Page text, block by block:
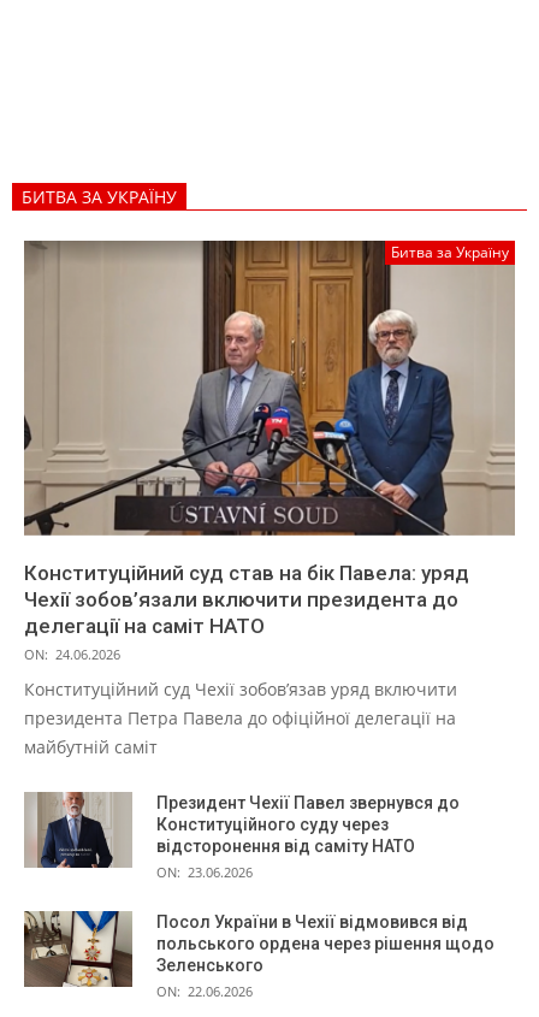
БИТВА ЗА УКРАЇНУ
Битва за Україну
Конституційний суд став на бік Павела: уряд
Чехії зобов’язали включити президента до
делегації на саміт НАТО
ON: 24.06.2026
Конституційний суд Чехії зобов’язав уряд включити
президента Петра Павела до офіційної делегації на
майбутній саміт
Президент Чехії Павел звернувся до
Конституційного суду через
відсторонення від саміту НАТО
ON: 23.06.2026
Посол України в Чехії відмовився від
польського ордена через рішення щодо
Зеленського
ON: 22.06.2026